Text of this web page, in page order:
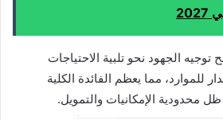
الجهود نحو تلبية الاحتياجات
للموارد، مما يعظم الفائدة الكلية
محدودية الإمكانيات والتمويل.